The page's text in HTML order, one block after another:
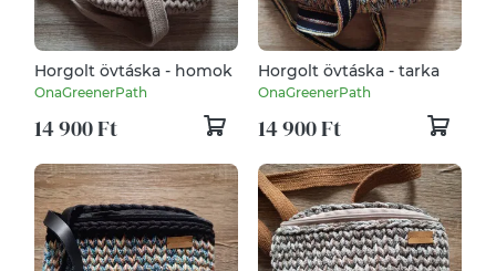
Horgolt övtáska - homok
OnaGreenerPath
14 900 Ft
Horgolt övtáska - tarka
OnaGreenerPath
14 900 Ft